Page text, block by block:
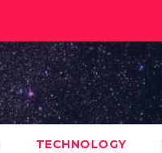
TECHNOLOGY